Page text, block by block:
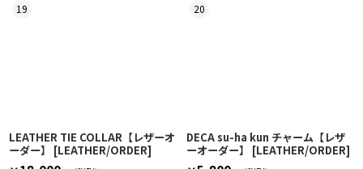
19
LEATHER TIE COLLAR【レザーオ
ーダー】
[LEATHER/ORDER]
20
DECA su-ha kun チャーム【レザ
ーオーダー】
[LEATHER/ORDER]